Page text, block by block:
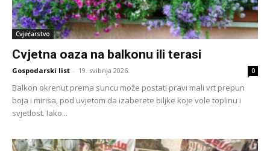
Cvjećarstvo
Cvjetna oaza na balkonu ili terasi
Gospodarski list - 19. svibnja 2026. 0
Balkon okrenut prema suncu može postati pravi mali vrt prepun
boja i mirisa, pod uvjetom da izaberete biljke koje vole toplinu i
svjetlost. Iako...